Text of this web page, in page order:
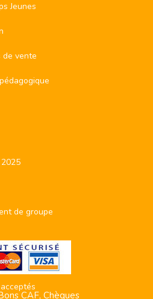
Jeunes
de vente
de groupe
CAF, Chèques